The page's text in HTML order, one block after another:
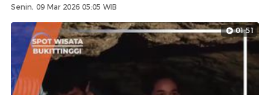
Senin, 09 Mar 2026 05:05 WIB
01:51